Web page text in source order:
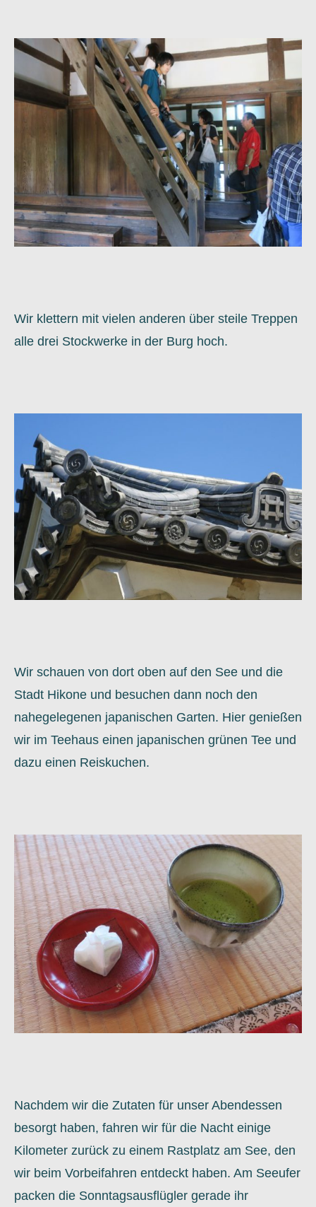
Wir klettern mit vielen anderen über steile Treppen
alle drei Stockwerke in der Burg hoch.
Wir schauen von dort oben auf den See und die
Stadt Hikone und besuchen dann noch den
nahegelegenen japanischen Garten. Hier genießen
wir im Teehaus einen japanischen grünen Tee und
dazu einen Reiskuchen.
Nachdem wir die Zutaten für unser Abendessen
besorgt haben, fahren wir für die Nacht einige
Kilometer zurück zu einem Rastplatz am See, den
wir beim Vorbeifahren entdeckt haben. Am Seeufer
packen die Sonntagsausflügler gerade ihr